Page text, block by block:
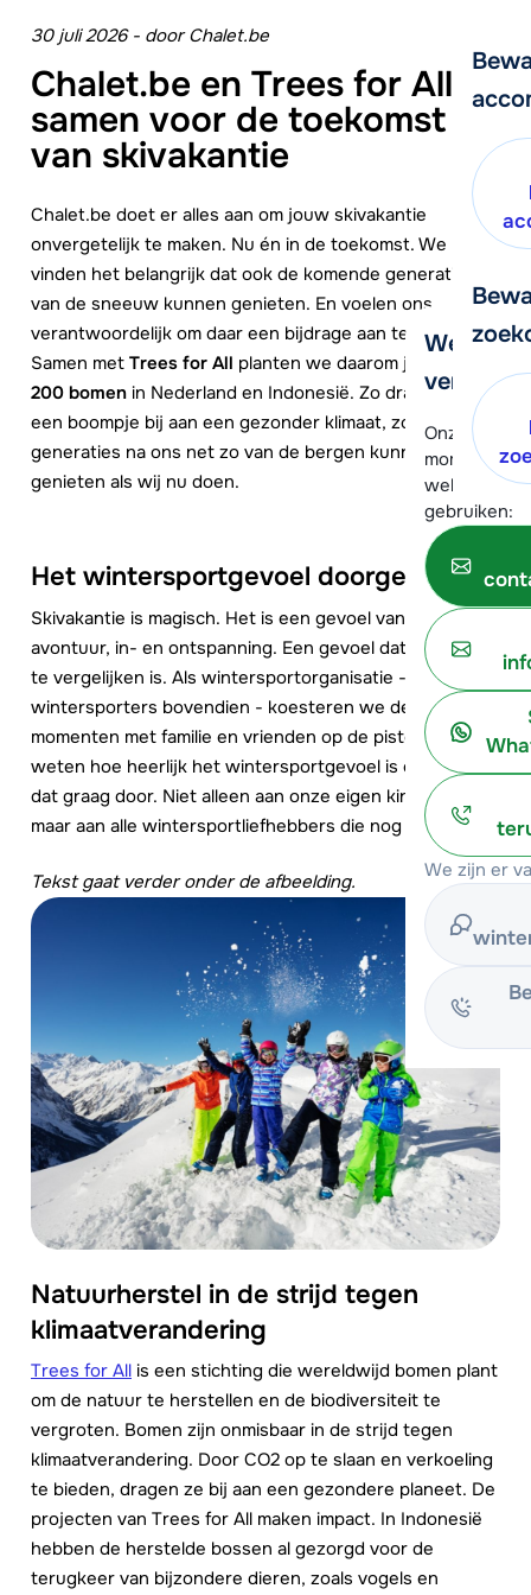
We
verder!
Onze
moment
wel alvast
gebruiken:
We zijn er
30 juli 2026 - doorChalet.be
Chalet.be en Trees for All:
samen voor de toekomst
van skivakantie
Chalet.be doet er alles aan om jouw skivakantie
onvergetelijk te maken. Nu én in de toekomst. We
vinden het belangrijk dat ook de komende generaties
van de sneeuw kunnen genieten. En voelen ons
verantwoordelijk om daar een bijdrage aan te leveren.
Samen met Trees for All planten we daarom jaarlijks
200 bomen in Nederland en Indonesië. Zo dragen we
een boompje bij aan een gezonder klimaat, zodat de
generaties na ons net zo van de bergen kunnen
genieten als wij nu doen.
Het wintersportgevoel doorgeven
Skivakantie is magisch. Het is een gevoel van vrijheid,
avontuur, in- en ontspanning. Een gevoel dat met niks
te vergelijken is. Als wintersportorganisatie - en
wintersporters bovendien - koesteren we de
momenten met familie en vrienden op de pistes. We
weten hoe heerlijk het wintersportgevoel is en geven
dat graag door. Niet alleen aan onze eigen kinderen,
maar aan alle wintersportliefhebbers die nog komen.
Tekst gaat verder onder de afbeelding.
Natuurherstel in de strijd tegen
klimaatverandering
Trees for All is een stichting die wereldwijd bomen plant
om de natuur te herstellen en de biodiversiteit te
vergroten. Bomen zijn onmisbaar in de strijd tegen
klimaatverandering. Door CO2 op te slaan en verkoeling
te bieden, dragen ze bij aan een gezondere planeet. De
projecten van Trees for All maken impact. In Indonesië
hebben de herstelde bossen al gezorgd voor de
terugkeer van bijzondere dieren, zoals vogels en